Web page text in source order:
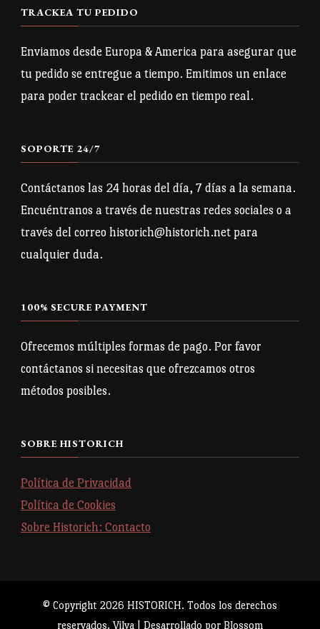
TRACKEA TU PEDIDO
Enviamos desde Europa & America para asegurar que
tu pedido se entregue a tiempo. Emitimos un enlace
para poder trackear el pedido en tiempo real.
SOPORTE 24/7
Contáctanos las 24 horas del día, 7 días a la semana.
Encuéntranos a través de nuestras redes sociales o a
través del correo historich@historich.net para
cualquier duda.
100% SECURE PAYMENT
Ofrecemos múltiples formas de pago. Por favor
contáctanos si necesitas que ofrezcamos otros
métodos posibles.
SOBRE HISTORICH
Política de Privacidad
Política de Cookies
Sobre Historich: Contacto
© Copyright 2026 HISTORICH. Todos los derechos
reservados. Vilva | Desarrollado por Blossom